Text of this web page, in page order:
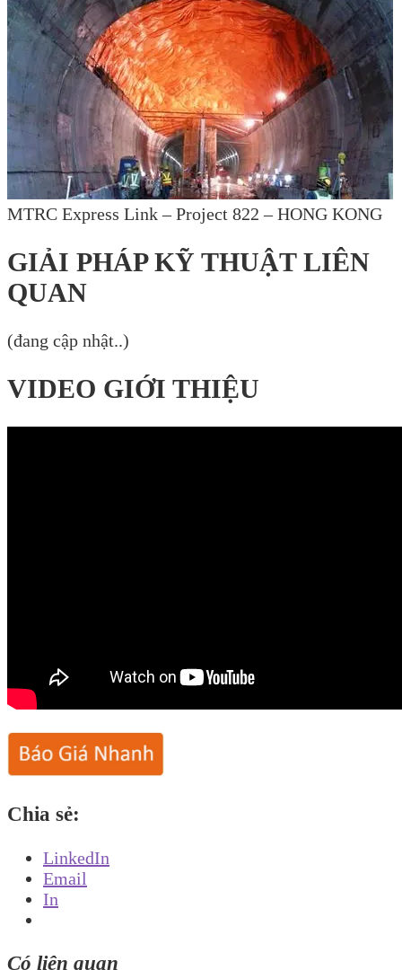
MTRC Express Link – Project 822 – HONG KONG
GIẢI PHÁP KỸ THUẬT LIÊN
QUAN
(đang cập nhật..)
VIDEO GIỚI THIỆU
Chia sẻ:
LinkedIn
Email
In
Có liên quan